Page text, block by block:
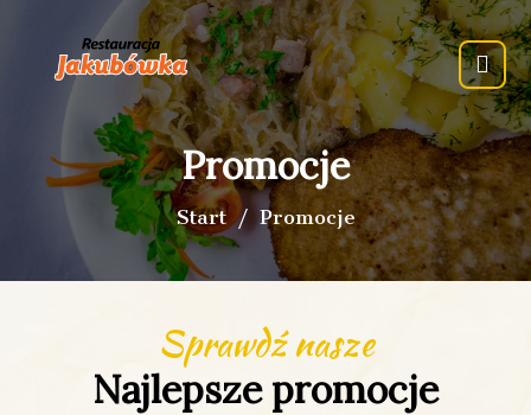
Promocje
Start Promocje
Sprawdź nasze
Najlepsze promocje